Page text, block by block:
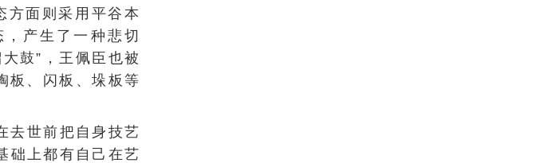
方面则采用平谷本
产生了一种悲切
鼓”，王佩臣也被
板、闪板、垛板等
去世前把自身技艺
础上都有自己在艺